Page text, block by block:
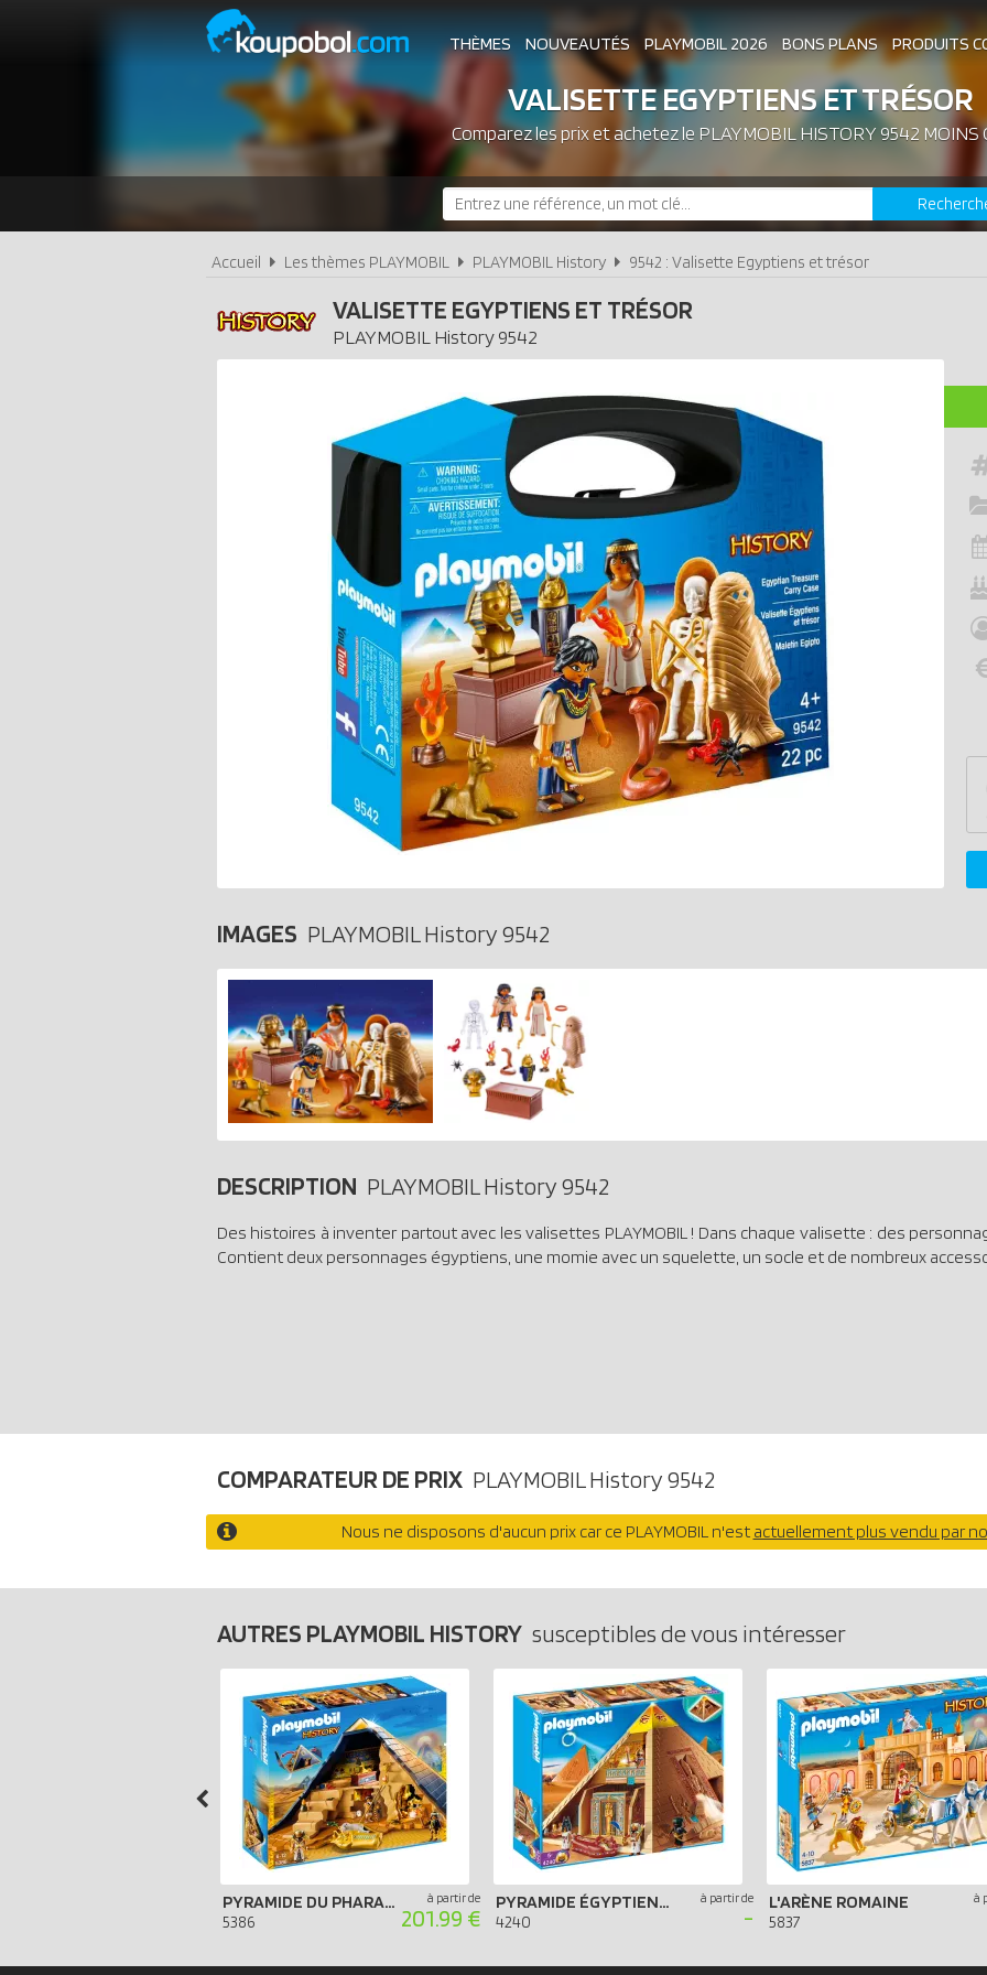
THÈMES NOUVEAUTÉS PLAYMOBIL 2026 BONS PLANS PRODUITS
ASSOCIATIONS DE FANS EXPOSITIONS
LES PLAYMOBIL LES PLUS CHERS
VALISETTE EGYPTIENS ET TRÉSOR
Comparez les prix et achetez le PLAYMOBIL HISTORY 9542 MOINS
Accueil Les thèmes PLAYMOBIL PLAYMOBIL History 9542 : Valisette Egyptiens et trésor
VALISETTE EGYPTIENS ET TRÉSOR
PLAYMOBIL History9542
IMAGES PLAYMOBIL History 9542
DESCRIPTION PLAYMOBIL History 9542
Des histoires à inventer partout avec les valisettes PLAYMOBIL ! Dans chaque valisette : des
Contient deux personnages égyptiens, une momie avec un squelette, un socle et de nombreux
COMPARATEUR DE PRIX PLAYMOBIL History 9542
Nous ne disposons d'aucun prix car ce PLAYMOBIL n'est actuellement plus vendu par
AUTRES PLAYMOBIL HISTORY susceptibles de vous intéresser
PYRAMIDE DU PHARAON
5386
à partir de
201.99 €
PYRAMIDE ÉGYPTIENNE
4240
à partir de
-
L'ARÈNE ROMAINE
5837
à